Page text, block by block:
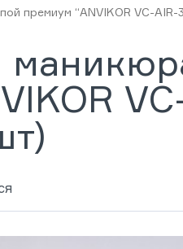
премиум “ANVIKOR VC-